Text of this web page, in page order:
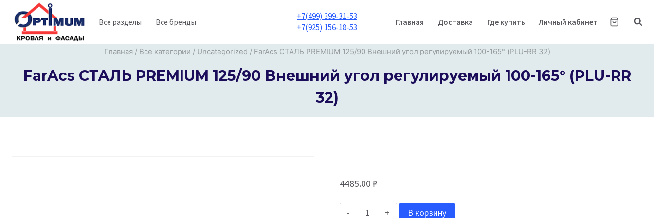
содержимому
Все разделы Все бренды
+7(499) 399-31-53
+7(925) 156-18-53
Главная Доставка Где купить Личный кабинет
Главная / Все категории / Uncategorized / FarAcs СТАЛЬ PREMIUM 125/90 Внешний угол регулируемый 100-165° (PLU-RR 32)
FarAcs СТАЛЬ PREMIUM 125/90 Внешний угол регулируемый 100-165° (PLU-RR
32)
4485.00 ₽
Количество
В корзину